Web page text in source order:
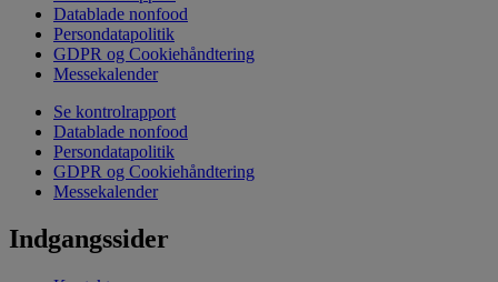
Datablade nonfood
Persondatapolitik
GDPR og Cookiehåndtering
Messekalender
Se kontrolrapport
Datablade nonfood
Persondatapolitik
GDPR og Cookiehåndtering
Messekalender
Indgangssider